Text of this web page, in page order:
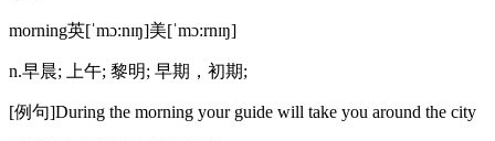
morning英[ˈmɔ:nɪŋ]美[ˈmɔ:rnɪŋ]
n.早晨; 上午; 黎明; 早期，初期;
[例句]During the morning your guide will take you around the city